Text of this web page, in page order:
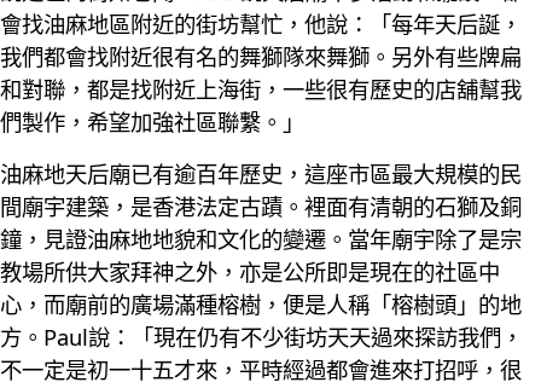
會找油麻地區附近的街坊幫忙，他說：「每年天后誕，
我們都會找附近很有名的舞獅隊來舞獅。另外有些牌扁
和對聯，都是找附近上海街，一些很有歷史的店舖幫我
們製作，希望加強社區聯繫。」
油麻地天后廟已有逾百年歷史，這座市區最大規模的民
間廟宇建築，是香港法定古蹟。裡面有清朝的石獅及銅
鐘，見證油麻地地貌和文化的變遷。當年廟宇除了是宗
教場所供大家拜神之外，亦是公所即是現在的社區中
心，而廟前的廣場滿種榕樹，便是人稱「榕樹頭」的地
方。Paul說：「現在仍有不少街坊天天過來探訪我們，
不一定是初一十五才來，平時經過都會進來打招呼，很